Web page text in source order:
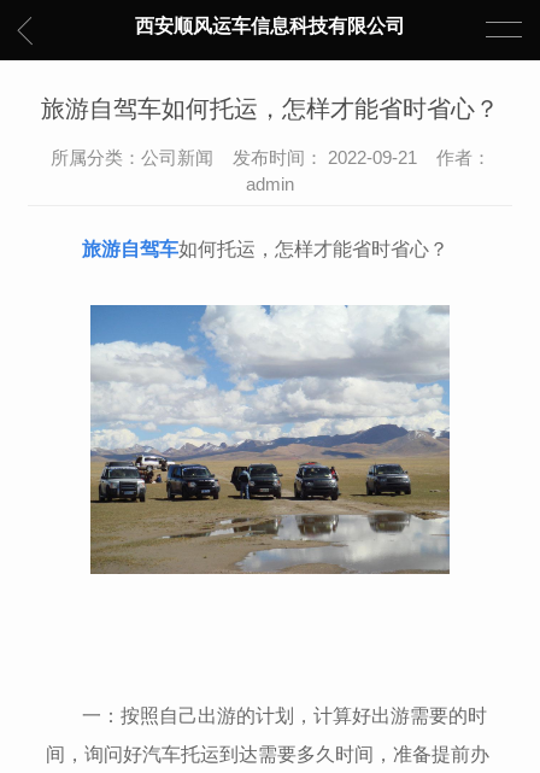
西安顺风运车信息科技有限公司
旅游自驾车如何托运，怎样才能省时省心？
所属分类：公司新闻 发布时间： 2022-09-21 作者：
admin
旅游自驾车如何托运，怎样才能省时省心？
一：按照自己出游的计划，计算好出游需要的时
间，询问好汽车托运到达需要多久时间，准备提前办